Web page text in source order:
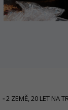
-2 ZEMĚ, 20 LET NA